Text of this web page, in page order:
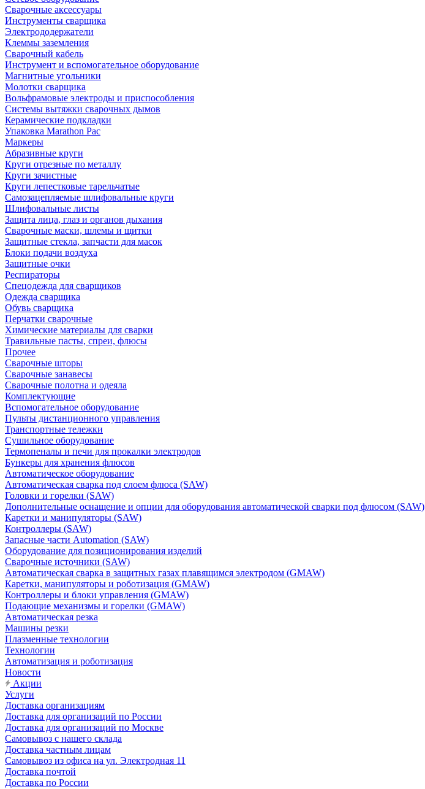
Сварочные аксессуары
Инструменты сварщика
Электрододержатели
Клеммы заземления
Сварочный кабель
Инструмент и вспомогательное оборудование
Магнитные угольники
Молотки сварщика
Вольфрамовые электроды и приспособления
Системы вытяжки сварочных дымов
Керамические подкладки
Упаковка Marathon Pac
Маркеры
Абразивные круги
Круги отрезные по металлу
Круги зачистные
Круги лепестковые тарельчатые
Самозацепляемые шлифовальные круги
Шлифовальные листы
Защита лица, глаз и органов дыхания
Сварочные маски, шлемы и щитки
Защитные стекла, запчасти для масок
Блоки подачи воздуха
Защитные очки
Респираторы
Спецодежда для сварщиков
Одежда сварщика
Обувь сварщика
Перчатки сварочные
Химические материалы для сварки
Травильные пасты, спреи, флюсы
Прочее
Сварочные шторы
Сварочные занавесы
Сварочные полотна и одеяла
Комплектующие
Вспомогательное оборудование
Пульты дистанционного управления
Транспортные тележки
Сушильное оборудование
Термопеналы и печи для прокалки электродов
Бункеры для хранения флюсов
Автоматическое оборудование
Автоматическая сварка под слоем флюса (SAW)
Головки и горелки (SAW)
Дополнительные оснащение и опции для оборудования автоматической сварки под флюсом (SAW)
Каретки и манипуляторы (SAW)
Контроллеры (SAW)
Запасные части Automation (SAW)
Оборудование для позиционирования изделий
Сварочные источники (SAW)
Автоматическая сварка в защитных газах плавящимся электродом (GMAW)
Каретки, манипуляторы и роботизация (GMAW)
Контроллеры и блоки управления (GMAW)
Подающие механизмы и горелки (GMAW)
Автоматическая резка
Машины резки
Плазменные технологии
Технологии
Автоматизация и роботизация
Новости
Акции
Услуги
Доставка организациям
Доставка для организаций по России
Доставка для организаций по Москве
Самовывоз с нашего склада
Доставка частным лицам
Самовывоз из офиса на ул. Электродная 11
Доставка почтой
Доставка по России